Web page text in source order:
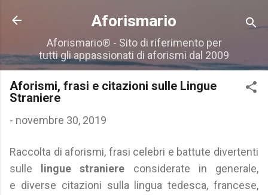
Passa ai contenuti principali
Aforismario
Aforismario® - Sito di riferimento per
tutti gli appassionati di aforismi dal 2009
Aforismi, frasi e citazioni sulle Lingue
Straniere
- novembre 30, 2019
Raccolta di aforismi, frasi celebri e battute divertenti
sulle
lingue straniere considerate in generale,
e diverse citazioni sulla lingua tedesca, francese,